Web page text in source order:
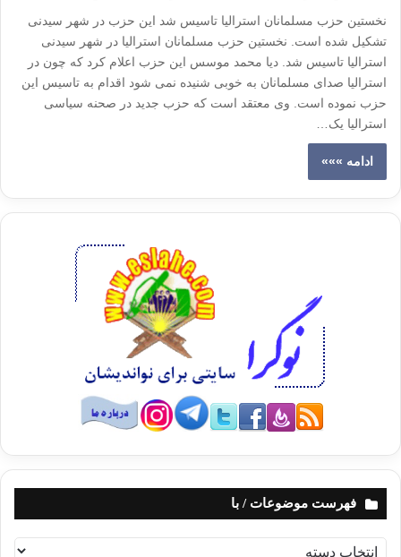
نخستین حزب مسلمانان استرالیا تاسیس شد این حزب در شهر سیدنی
تشکیل شده است. نخستین حزب مسلمانان استرالیا در شهر سیدنی
استرالیا تاسیس شد. دیا محمد موسس این حزب اعلام کرد که چون در
استرالیا صدای مسلمانان به خوبی شنیده نمی شود اقدام به تاسیس این
حزب نموده است. وی معتقد است که حزب جدید در صحنه سیاسی
استرالیا یک…
ادامه »»»
فهرست موضوعات / با